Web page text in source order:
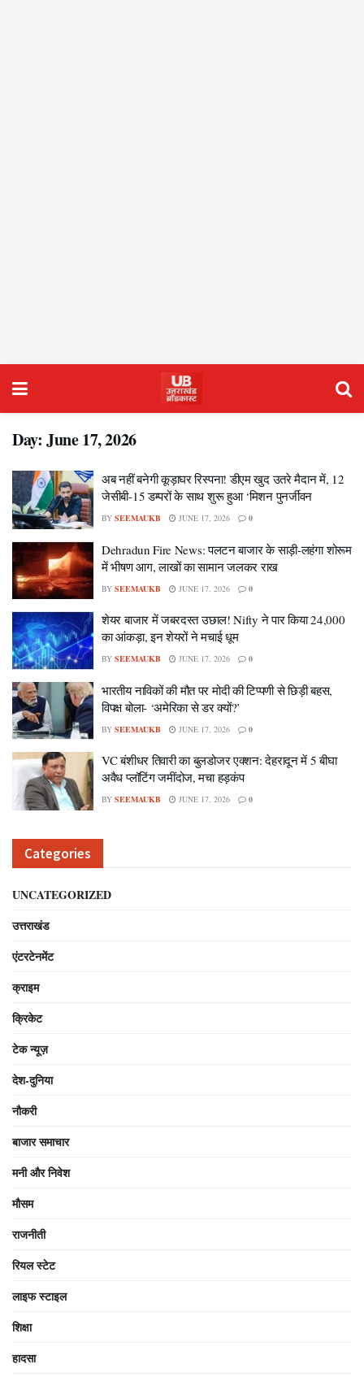
Day: June 17, 2026
अब नहीं बनेगी कूड़ाघर रिस्पना! डीएम खुद उतरे मैदान में, 12
जेसीबी-15 डम्परों के साथ शुरू हुआ ‘मिशन पुनर्जीवन
BY SEEMAUKB JUNE 17, 2026 0
Dehradun Fire News: पलटन बाजार के साड़ी-लहंगा शोरूम
में भीषण आग, लाखों का सामान जलकर राख
BY SEEMAUKB JUNE 17, 2026 0
शेयर बाजार में जबरदस्त उछाल! Nifty ने पार किया 24,000
का आंकड़ा, इन शेयरों ने मचाई धूम
BY SEEMAUKB JUNE 17, 2026 0
भारतीय नाविकों की मौत पर मोदी की टिप्पणी से छिड़ी बहस,
विपक्ष बोला- ‘अमेरिका से डर क्यों?’
BY SEEMAUKB JUNE 17, 2026 0
VC बंशीधर तिवारी का बुलडोजर एक्शन: देहरादून में 5 बीघा
अवैध प्लॉटिंग जमींदोज, मचा हड़कंप
BY SEEMAUKB JUNE 17, 2026 0
Categories
UNCATEGORIZED
उत्तराखंड
एंटरटेनमेंट
क्राइम
क्रिकेट
टेक न्यूज़
देश-दुनिया
नौकरी
बाजार समाचार
मनी और निवेश
मौसम
राजनीती
रियल स्टेट
लाइफ स्टाइल
शिक्षा
हादसा